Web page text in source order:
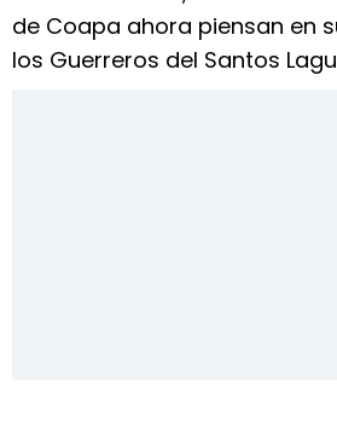
de Coapa ahora piensan en
los Guerreros del Santos